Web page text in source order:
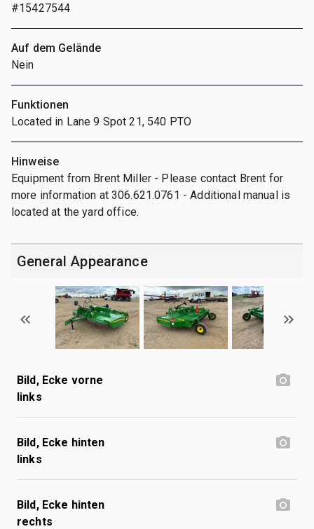
#15427544
Auf dem Gelände
Nein
Funktionen
Located in Lane 9 Spot 21, 540 PTO
Hinweise
Equipment from Brent Miller - Please contact Brent for
more information at 306.621.0761 - Additional manual is
located at the yard office.
General Appearance
Bild, Ecke vorne
links
Bild, Ecke hinten
links
Bild, Ecke hinten
rechts